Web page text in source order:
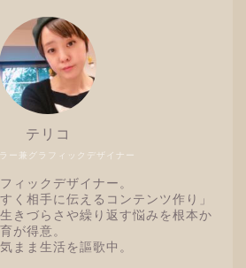
ー兼グラフィックデザイナー
テリコ
ィックデザイナー。
く相手に伝えるコンテンツ作り」
きづらさや繰り返す悩みを根本か
が得意。
まま生活を謳歌中。